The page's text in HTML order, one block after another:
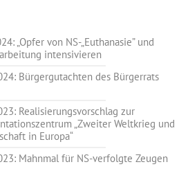
„Opfer von NS-„Euthanasie” und
intensivieren
Bürgergutachten des Bürgerrats
Realisierungsvorschlag zur
„Zweiter Weltkrieg und
in Europa“
Mahnmal für NS-verfolgte Zeugen